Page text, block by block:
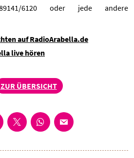
6120 oder jede andere
auf RadioArabella.de
live hören
ZUR ÜBERSICHT